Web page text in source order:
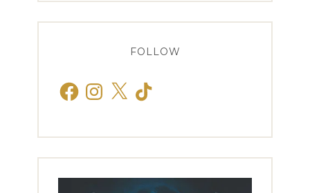
FOLLOW
FacebookInstagram
X TikTok